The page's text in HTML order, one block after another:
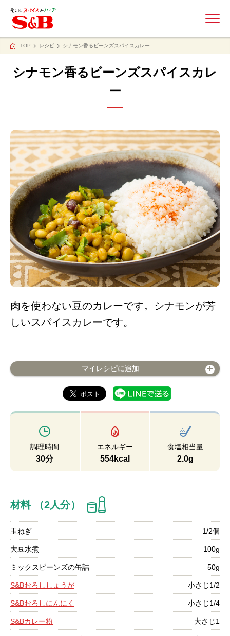
TOP レシピ シナモン香るビーンズスパイスカレー
シナモン香るビーンズスパイスカレ
ー
肉を使わない豆のカレーです。シナモンが芳
しいスパイスカレーです。
マイレシピに追加
調理時間
30分
エネルギー
554kcal
食塩相当量
2.0g
材料 （2人分）
玉ねぎ 1/2個
大豆水煮 100g
ミックスビーンズの缶詰 50g
S&Bおろししょうが 小さじ1/2
S&Bおろしにんにく 小さじ1/4
S&Bカレー粉 大さじ1